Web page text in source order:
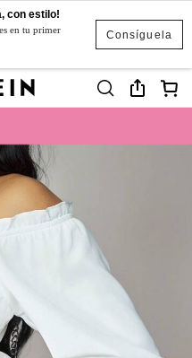
Consíguela
con estilo!
en tu primer